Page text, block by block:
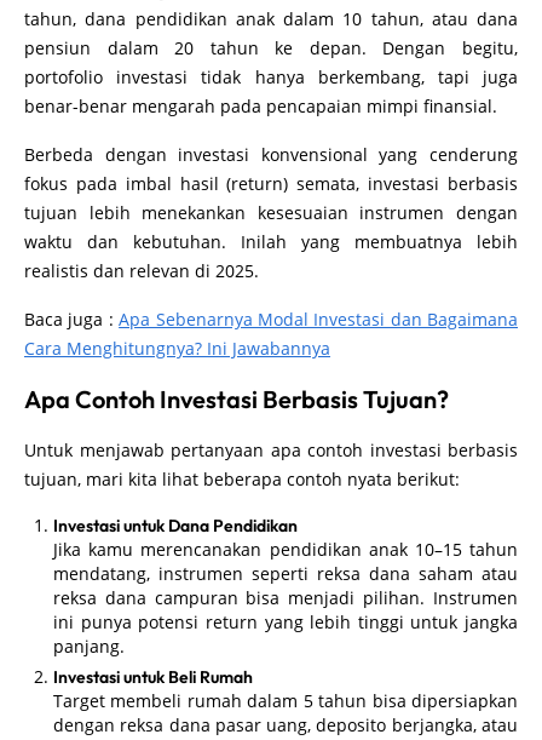
tahun, dana pendidikan anak dalam 10 tahun, atau dana
pensiun dalam 20 tahun ke depan. Dengan begitu,
portofolio investasi tidak hanya berkembang, tapi juga
benar-benar mengarah pada pencapaian mimpi finansial.
Berbeda dengan investasi konvensional yang cenderung
fokus pada imbal hasil (return) semata, investasi berbasis
tujuan lebih menekankan kesesuaian instrumen dengan
waktu dan kebutuhan. Inilah yang membuatnya lebih
realistis dan relevan di 2025.
Baca juga :Apa Sebenarnya Modal Investasi dan Bagaimana
Cara Menghitungnya? Ini Jawabannya
Apa Contoh Investasi Berbasis Tujuan?
Untuk menjawab pertanyaan apa contoh investasi berbasis
tujuan, mari kita lihat beberapa contoh nyata berikut:
Investasi untuk Dana Pendidikan
Jika kamu merencanakan pendidikan anak 10–15 tahun
mendatang, instrumen seperti reksa dana saham atau
reksa dana campuran bisa menjadi pilihan. Instrumen
ini punya potensi return yang lebih tinggi untuk jangka
panjang.
Investasi untuk Beli Rumah
Target membeli rumah dalam 5 tahun bisa dipersiapkan
dengan reksa dana pasar uang, deposito berjangka, atau